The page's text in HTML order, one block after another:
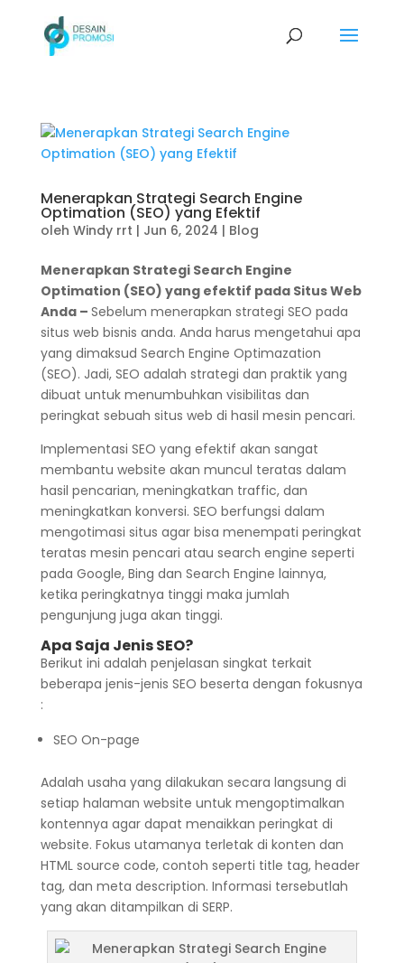
Menerapkan Strategi Search Engine
Optimation (SEO) yang Efektif
oleh Windy rrt | Jun 6, 2024 | Blog
Menerapkan Strategi Search Engine
Optimation (SEO) yang efektif pada Situs Web
Anda – Sebelum menerapkan strategi SEO pada
situs web bisnis anda. Anda harus mengetahui apa
yang dimaksud Search Engine Optimazation
(SEO). Jadi, SEO adalah strategi dan praktik yang
dibuat untuk menumbuhkan visibilitas dan
peringkat sebuah situs web di hasil mesin pencari.
Implementasi SEO yang efektif akan sangat
membantu website akan muncul teratas dalam
hasil pencarian, meningkatkan traffic, dan
meningkatkan konversi. SEO berfungsi dalam
mengotimasi situs agar bisa menempati peringkat
teratas mesin pencari atau search engine seperti
pada Google, Bing dan Search Engine lainnya,
ketika peringkatnya tinggi maka jumlah
pengunjung juga akan tinggi.
Apa Saja Jenis SEO?
Berikut ini adalah penjelasan singkat terkait
beberapa jenis-jenis SEO beserta dengan fokusnya
:
SEO On-page
Adalah usaha yang dilakukan secara langsung di
setiap halaman website untuk mengoptimalkan
kontennya agar dapat menaikkan peringkat di
website. Fokus utamanya terletak di konten dan
HTML source code, contoh seperti title tag, header
tag, dan meta description. Informasi tersebutlah
yang akan ditampilkan di SERP.